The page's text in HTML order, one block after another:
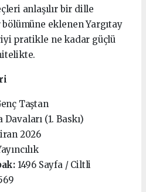
anlaşılır bir dille
eklenen Yargıtay
pratikle ne kadar güçlü
Taştan
Davaları (1. Baskı)
2026
1496 Sayfa / Ciltli